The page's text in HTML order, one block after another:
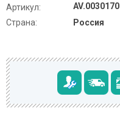
Артикул:
AV.0030170
Страна:
Россия